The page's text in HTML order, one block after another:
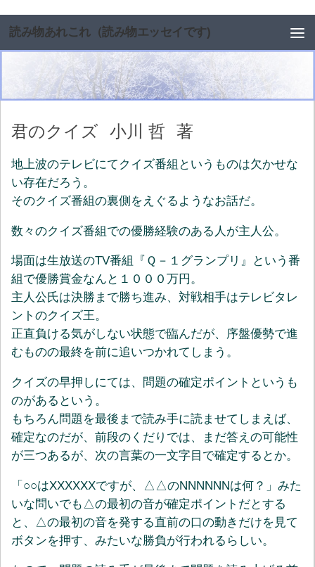
読み物あれこれ（読み物エッセイです)
君のクイズ 小川 哲 著
地上波のテレビにてクイズ番組というものは欠かせな
い存在だろう。
そのクイズ番組の裏側をえぐるようなお話だ。
数々のクイズ番組での優勝経験のある人が主人公。
場面は生放送のTV番組『Ｑ－１グランプリ』という番
組で優勝賞金なんと１０００万円。
主人公氏は決勝まで勝ち進み、対戦相手はテレビタレ
ントのクイズ王。
正直負ける気がしない状態で臨んだが、序盤優勢で進
むものの最終を前に追いつかれてしまう。
クイズの早押しにては、問題の確定ポイントというも
のがあるという。
もちろん問題を最後まで読み手に読ませてしまえば、
確定なのだが、前段のくだりでは、まだ答えの可能性
が三つあるが、次の言葉の一文字目で確定するとか。
「○○はXXXXXXですが、△△のNNNNNNは何？」みた
いな問いでも△の最初の音が確定ポイントだとする
と、△の最初の音を発する直前の口の動きだけを見て
ボタンを押す、みたいな勝負が行われるらしい。